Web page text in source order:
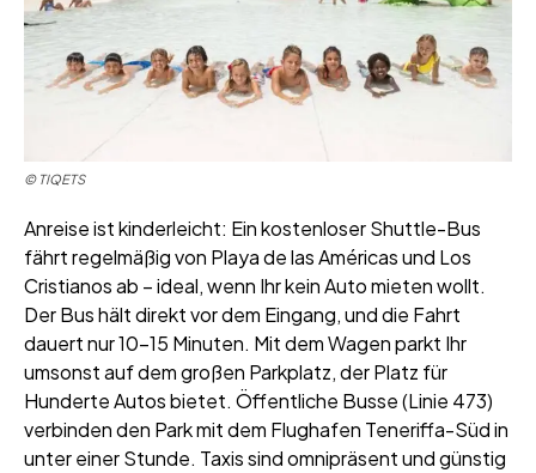
© TIQETS
Anreise ist kinderleicht: Ein kostenloser Shuttle-Bus
fährt regelmäßig von Playa de las Américas und Los
Cristianos ab – ideal, wenn Ihr kein Auto mieten wollt.
Der Bus hält direkt vor dem Eingang, und die Fahrt
dauert nur 10-15 Minuten. Mit dem Wagen parkt Ihr
umsonst auf dem großen Parkplatz, der Platz für
Hunderte Autos bietet. Öffentliche Busse (Linie 473)
verbinden den Park mit dem Flughafen Teneriffa-Süd in
unter einer Stunde. Taxis sind omnipräsent und günstig